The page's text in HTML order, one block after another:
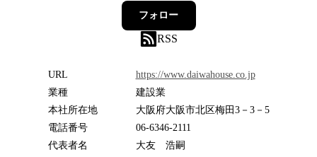
フォロー
RSS
URL
https://www.daiwahouse.co.jp
業種
建設業
本社所在地
大阪府大阪市北区梅田3－3－5
電話番号
06-6346-2111
代表者名
大友 浩嗣